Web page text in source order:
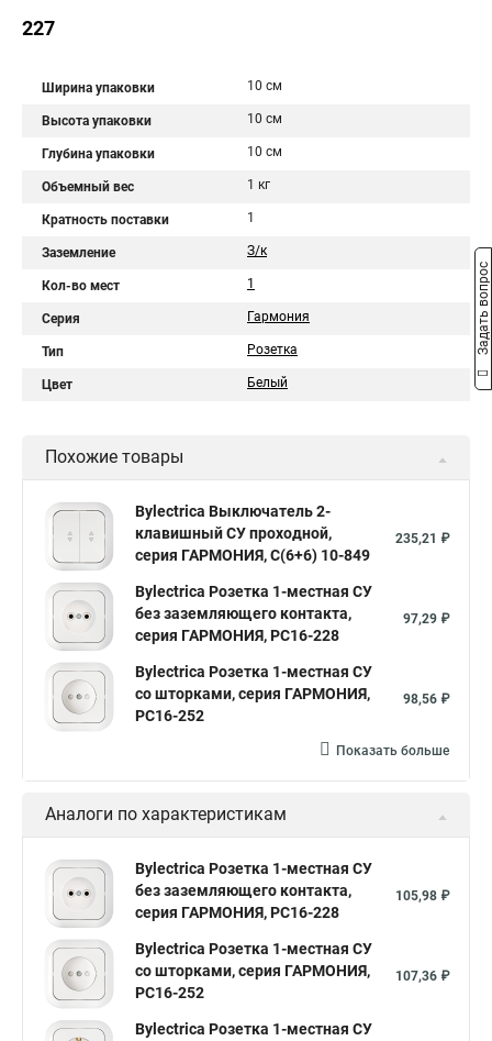
227
Ширина упаковки 10 см
Высота упаковки 10 см
Глубина упаковки 10 см
Объемный вес 1 кг
Кратность поставки 1
Заземление З/к
Кол-во мест 1
Серия Гармония
Тип Розетка
Цвет Белый
Похожие товары
Bylectrica Выключатель 2-
клавишный СУ проходной,
серия ГАРМОНИЯ, С(6+6) 10-849
235,21 ₽
Bylectrica Розетка 1-местная СУ
без заземляющего контакта,
серия ГАРМОНИЯ, РС16-228
97,29 ₽
Bylectrica Розетка 1-местная СУ
со шторками, серия ГАРМОНИЯ,
РС16-252
98,56 ₽
Показать больше
Аналоги по характеристикам
Bylectrica Розетка 1-местная СУ
без заземляющего контакта,
серия ГАРМОНИЯ, РС16-228
105,98 ₽
Bylectrica Розетка 1-местная СУ
со шторками, серия ГАРМОНИЯ,
РС16-252
107,36 ₽
Bylectrica Розетка 1-местная СУ
Задать вопрос